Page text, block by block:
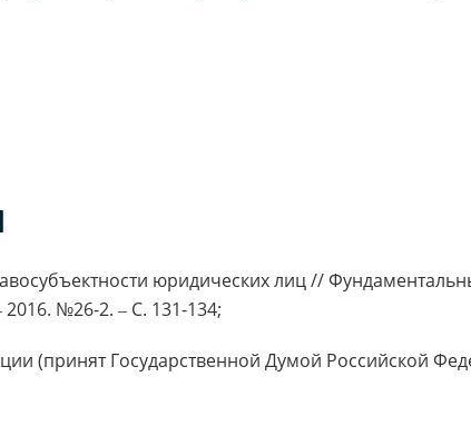
юридических лиц //
№26-2. ‒ С. 131-134;
(принят Государственной Думой Российской